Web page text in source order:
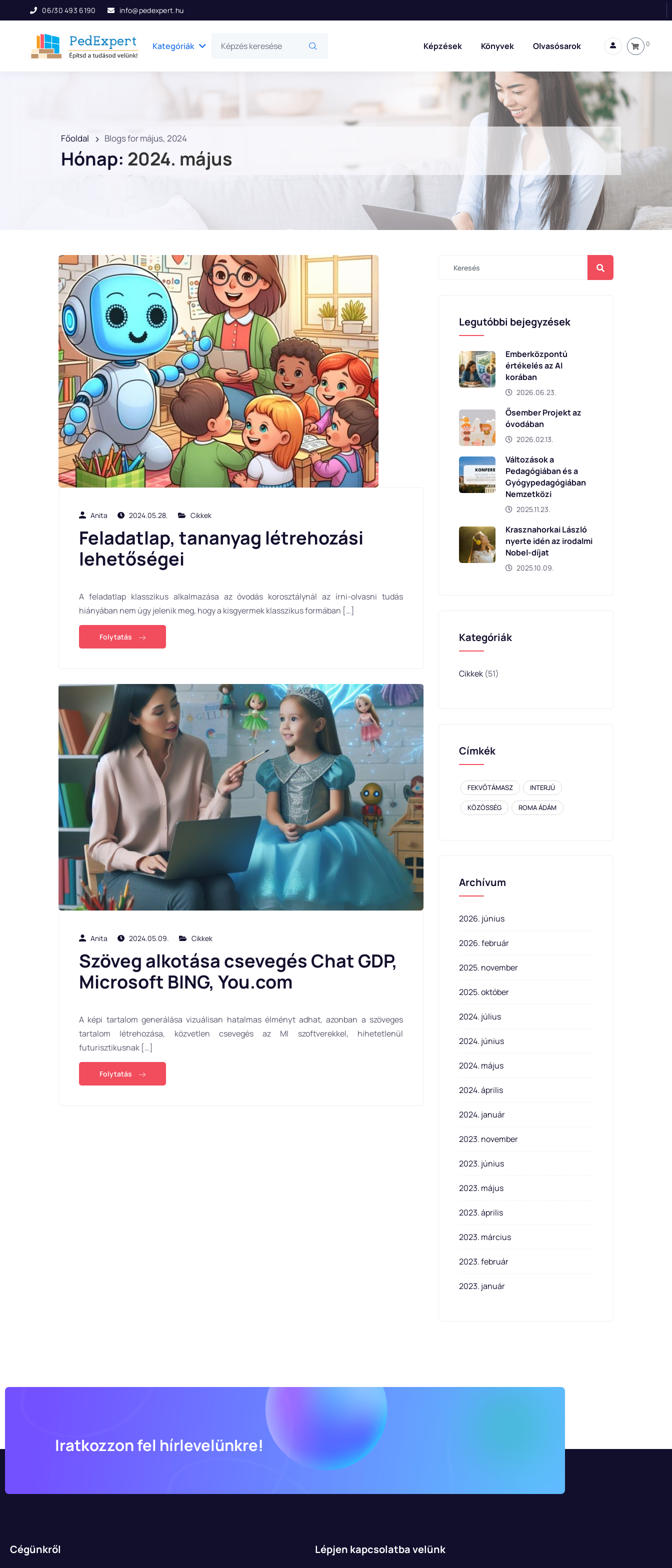
06/30 493 6190 info@pedexpert.hu
Kategóriák Képzések Könyvek Olvasósarok 0
Főoldal Blogs for május, 2024
Hónap: 2024. május
Anita 2024.05.28. Cikkek
Feladatlap, tananyag létrehozási
lehetőségei
A feladatlap klasszikus alkalmazása az óvodás korosztálynál az írni-olvasni tudás
hiányában nem úgy jelenik meg, hogy a kisgyermek klasszikus formában […]
Folytatás
Anita 2024.05.09. Cikkek
Szöveg alkotása csevegés Chat GDP,
Microsoft BING, You.com
A képi tartalom generálása vizuálisan hatalmas élményt adhat, azonban a szöveges
tartalom létrehozása, közvetlen csevegés az MI szoftverekkel, hihetetlenül
futurisztikusnak […]
Folytatás
Legutóbbi bejegyzések
Emberközpontú
értékelés az AI
korában
2026.06.23.
Ősember Projekt az
óvodában
2026.02.13.
Változások a
Pedagógiában és a
Gyógypedagógiában
Nemzetközi
2025.11.23.
Krasznahorkai László
nyerte idén az irodalmi
Nobel-díjat
2025.10.09.
Kategóriák
Cikkek (51)
Címkék
FEKVŐTÁMASZ INTERJÚ
KÖZÖSSÉG ROMA ÁDÁM
Archívum
2026. június
2026. február
2025. november
2025. október
2024. július
2024. június
2024. május
2024. április
2024. január
2023. november
2023. június
2023. május
2023. április
2023. március
2023. február
2023. január
Iratkozzon fel hírlevelünkre!
Cégünkről Lépjen kapcsolatba velünk